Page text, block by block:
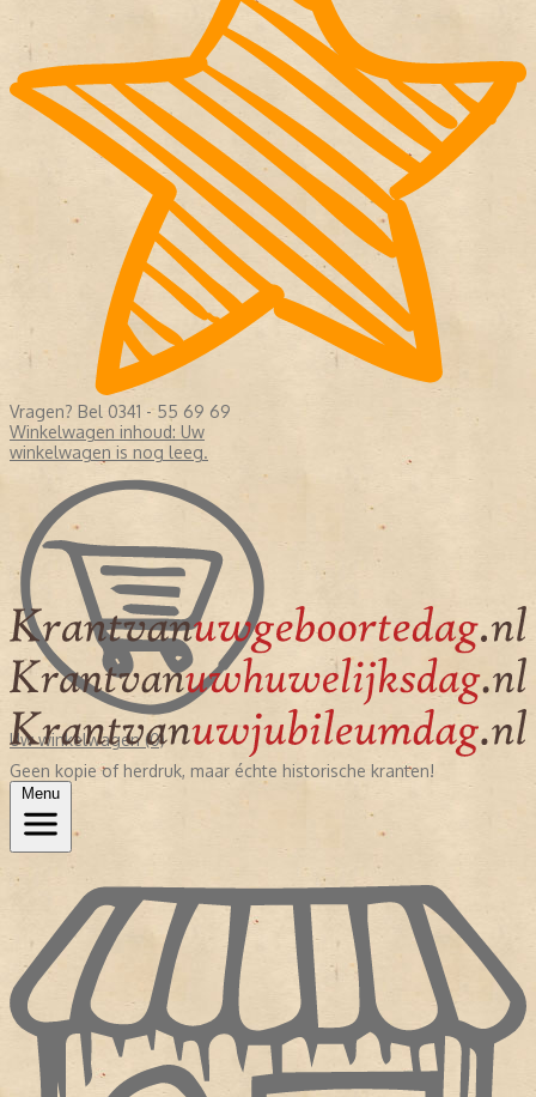
Vragen? Bel 0341 - 55 69 69
Winkelwagen inhoud: Uw
winkelwagen is nog leeg.
Uw winkelwagen (0)
Geen kopie of herdruk, maar échte historische kranten!
Menu